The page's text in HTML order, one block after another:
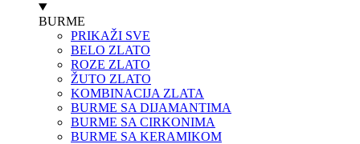
BURME
PRIKAŽI SVE
BELO ZLATO
ROZE ZLATO
ŽUTO ZLATO
KOMBINACIJA ZLATA
BURME SA DIJAMANTIMA
BURME SA CIRKONIMA
BURME SA KERAMIKOM